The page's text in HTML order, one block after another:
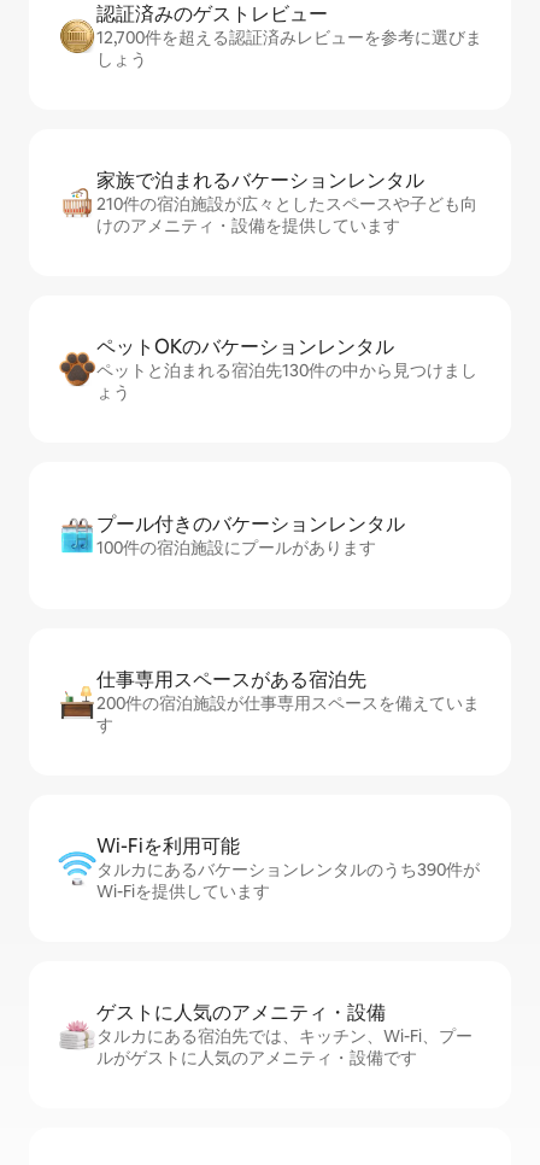
認証済みのゲ⁠ス⁠ト⁠レ⁠ビ⁠ュ⁠ー
12,700件を超える認証済みレビューを参考に選びま
しょう
家族で泊まれるバ⁠ケ⁠ー⁠シ⁠ョ⁠ンレ⁠ン⁠タ⁠ル
210件の宿泊施設が広々としたスペースや子ども向
けのアメニティ・設備を提供しています
ペットOKのバ⁠ケ⁠ー⁠シ⁠ョ⁠ンレ⁠ン⁠タ⁠ル
ペットと泊まれる宿泊先130件の中から見つけまし
ょう
プール付きのバ⁠ケ⁠ー⁠シ⁠ョ⁠ンレ⁠ン⁠タ⁠ル
100件の宿泊施設にプールがあります
仕事専用ス⁠ペ⁠ー⁠スがあ⁠る宿⁠泊⁠先
200件の宿泊施設が仕事専用スペースを備えていま
す
Wi-Fiを利⁠用⁠可⁠能
タルカにあるバケーションレンタルのうち390件が
Wi-Fiを提供しています
ゲストに人⁠気⁠のア⁠メ⁠ニ⁠テ⁠ィ・設⁠備
タルカにある宿泊先では、キッチン、Wi-Fi、プー
ルがゲストに人気のアメニティ・設備です